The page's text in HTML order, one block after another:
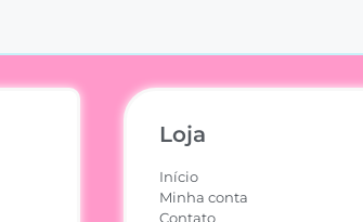
Loja
Início
Minha conta
Contato